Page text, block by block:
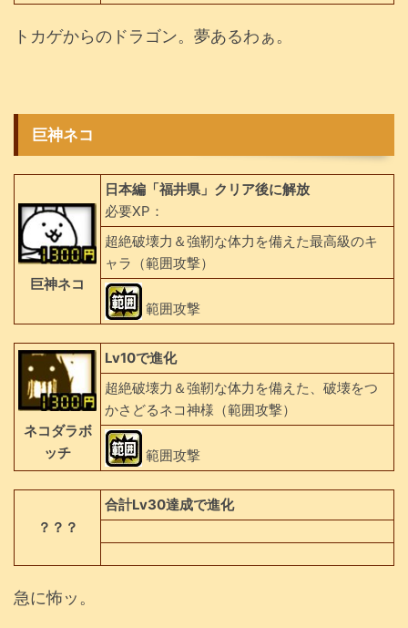
トカゲからのドラゴン。夢あるわぁ。
巨神ネコ
巨神ネコ
日本編「福井県」クリア後に解放
必要XP：
超絶破壊力＆強靭な体力を備えた最高級のキ
ャラ（範囲攻撃）
範囲攻撃
ネコダラボ
ッチ
Lv10で進化
超絶破壊力＆強靭な体力を備えた、破壊をつ
かさどるネコ神様（範囲攻撃）
範囲攻撃
？？？
合計Lv30達成で進化
急に怖ッ。